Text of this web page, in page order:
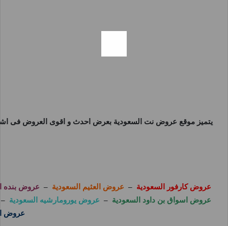
يتميز موقع عروض نت السعودية بعرض احدث و اقوى العروض فى
عروض كارفور السعودية – عروض العثيم السعودية – عروض بنده
عروض اسواق بن داود السعودية – عروض يورومارشيه السعودية –
عروض